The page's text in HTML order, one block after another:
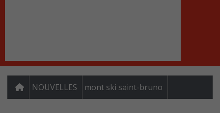
NOUVELLES mont ski saint-bruno